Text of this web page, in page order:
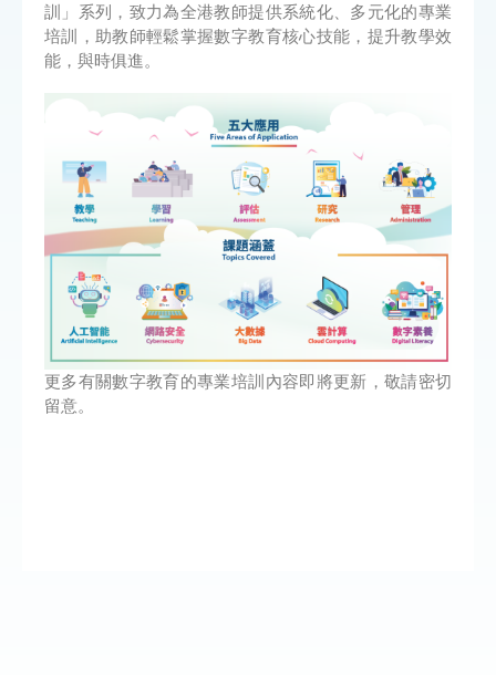
訓」系列，致力為全港教師提供系統化、多元化的專業
培訓，助教師輕鬆掌握數字教育核心技能，提升教學效
能，與時俱進。
更多有關數字教育的專業培訓內容即將更新，敬請密切
留意。